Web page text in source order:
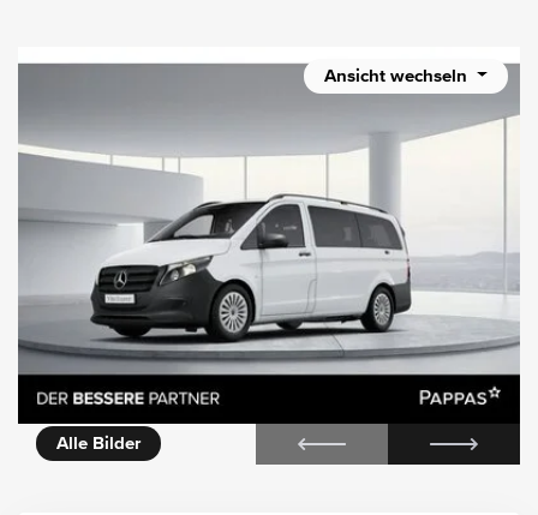
Ansicht wechseln
Alle Bilder